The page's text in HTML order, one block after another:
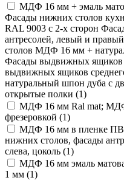
МДФ 16 мм + эмаль
Фасады нижних столов
RAL 9003 с 2-х сторон
антресолей, левый и
столов МДФ 16 мм +
Фасады выдвижных ящиков
выдвижных ящиков
натуральный шпон дуба с
открытые полки (1)
МДФ 16 мм Ral mat; МДФ
фрезеровкой (1)
МДФ 16 мм в пленке
нижних столов, фасады
слева, цоколь (1)
МДФ 16 мм эмаль
1 мм (1)